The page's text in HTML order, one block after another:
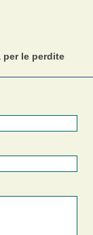
le perdite